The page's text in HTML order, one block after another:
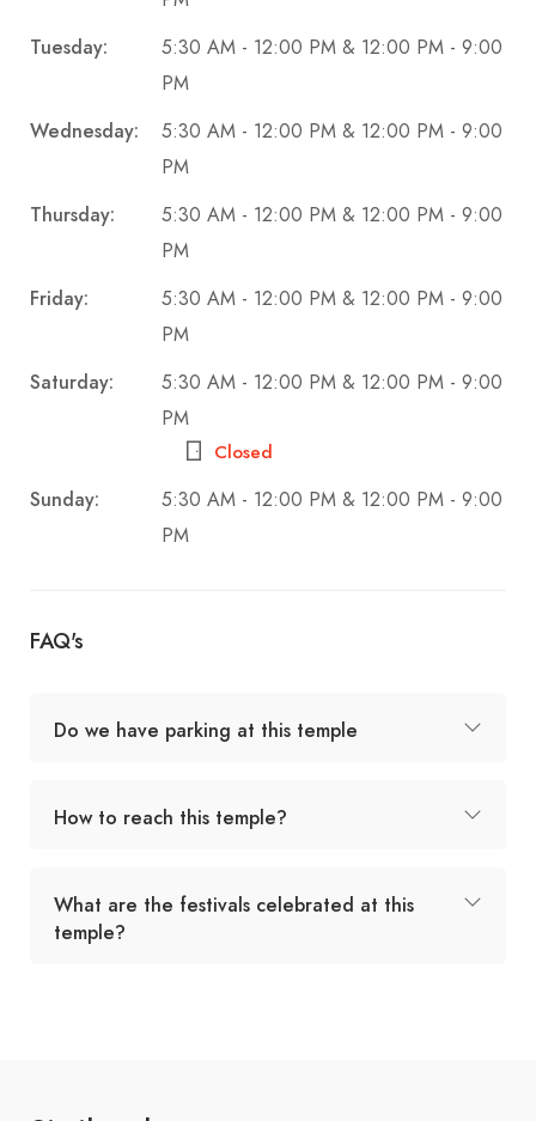
Tuesday:
5:30 AM - 12:00 PM & 12:00 PM - 9:00
PM
Wednesday:
5:30 AM - 12:00 PM & 12:00 PM - 9:00
PM
Thursday:
5:30 AM - 12:00 PM & 12:00 PM - 9:00
PM
Friday:
5:30 AM - 12:00 PM & 12:00 PM - 9:00
PM
Saturday:
5:30 AM - 12:00 PM & 12:00 PM - 9:00
PM
Closed
Sunday:
5:30 AM - 12:00 PM & 12:00 PM - 9:00
PM
FAQ's
Do we have parking at this temple
How to reach this temple?
What are the festivals celebrated at this
temple?